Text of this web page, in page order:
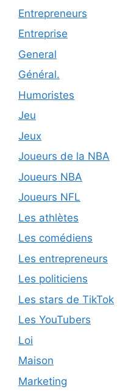
Entrepreneurs
Entreprise
General
Général.
Humoristes
Jeu
Jeux
Joueurs de la NBA
Joueurs NBA
Joueurs NFL
Les athlètes
Les comédiens
Les entrepreneurs
Les politiciens
Les stars de TikTok
Les YouTubers
Loi
Maison
Marketing